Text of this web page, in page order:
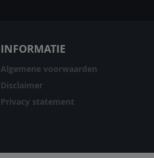
INFORMATIE
Algemene voorwaarden
Disclaimer
Privacy statement